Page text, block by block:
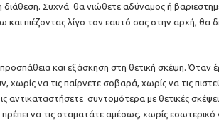
Συχνά θα νιώθετε αδύναμος ή
πιέζοντας λίγο τον εαυτό σας στην αρχή, θα
προσπάθεια και εξάσκηση στη θετική σκέψη. Όταν
χωρίς να τις παίρνετε σοβαρά, χωρίς να τις
αντικαταστήσετε συντομότερα με θετικές
να τις σταματάτε αμέσως, χωρίς εσωτερικό